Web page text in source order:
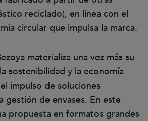
reciclado), en línea con el
circular que impulsa la marca.
materializa una vez más su
sostenibilidad y la economía
impulso de soluciones
gestión de envases. En este
propuesta en formatos grandes